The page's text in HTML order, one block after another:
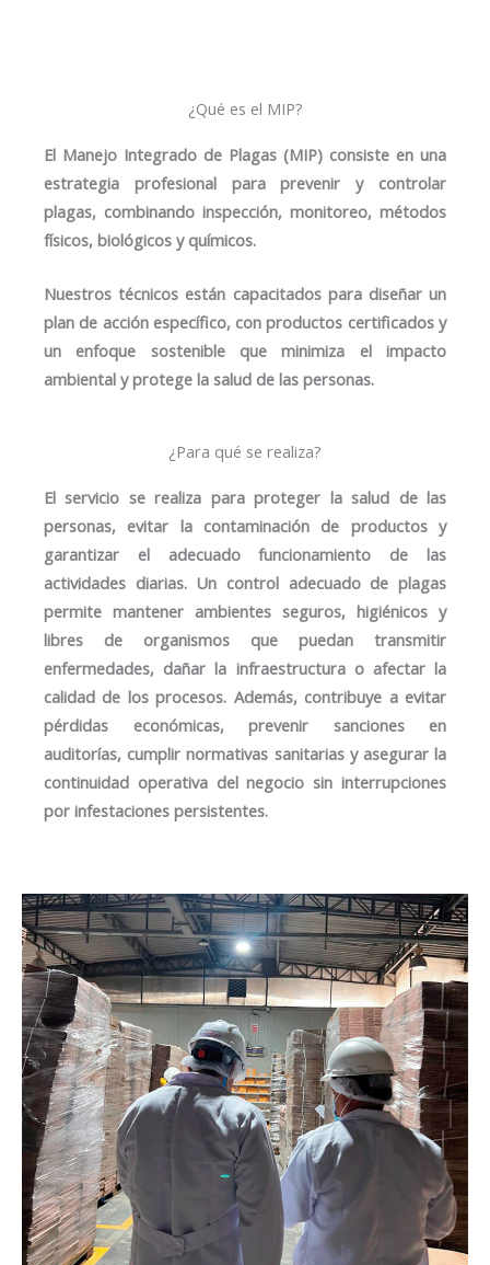
¿Qué es el MIP?
El Manejo Integrado de Plagas (MIP) consiste en una
estrategia profesional para prevenir y controlar
plagas, combinando inspección, monitoreo, métodos
físicos, biológicos y químicos.
Nuestros técnicos están capacitados para diseñar un
plan de acción específico, con productos certificados y
un enfoque sostenible que minimiza el impacto
ambiental y protege la salud de las personas.
¿Para qué se realiza?
El servicio se realiza para proteger la salud de las
personas, evitar la contaminación de productos y
garantizar el adecuado funcionamiento de las
actividades diarias. Un control adecuado de plagas
permite mantener ambientes seguros, higiénicos y
libres de organismos que puedan transmitir
enfermedades, dañar la infraestructura o afectar la
calidad de los procesos. Además, contribuye a evitar
pérdidas económicas, prevenir sanciones en
auditorías, cumplir normativas sanitarias y asegurar la
continuidad operativa del negocio sin interrupciones
por infestaciones persistentes.